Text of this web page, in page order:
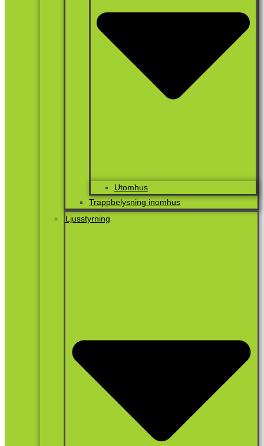
Utomhus
Trappbelysning inomhus
Ljusstyrning